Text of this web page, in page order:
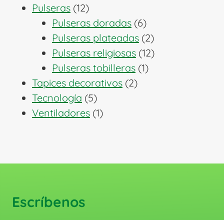
Pulseras 1212
productos
Pulseras doradas 66
productos
Pulseras plateadas 22
productos
Pulseras religiosas 1212
Pulseras tobilleras 11
Tapices decorativos 22
Tecnología 55
productos
Ventiladores 11
Escríbenos